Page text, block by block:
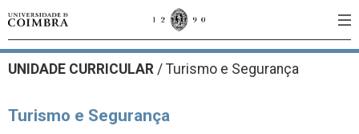
UNIDADE CURRICULAR / Turismo e Segurança
Turismo e Segurança